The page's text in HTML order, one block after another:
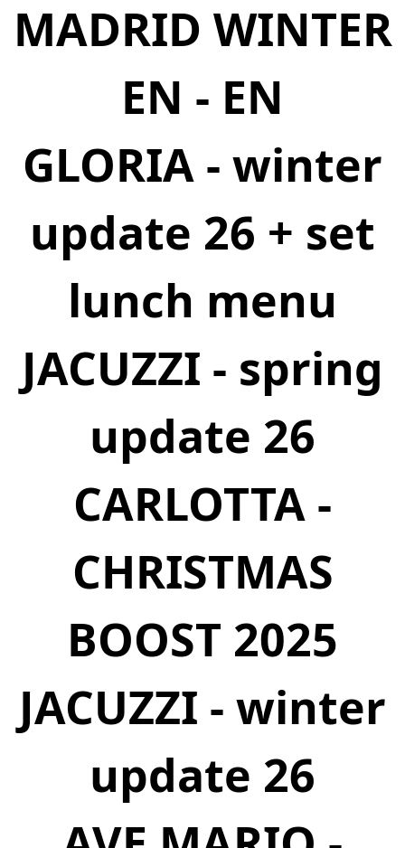
MADRID WINTER
EN - EN
GLORIA - winter
update 26 + set
lunch menu
JACUZZI - spring
update 26
CARLOTTA -
CHRISTMAS
BOOST 2025
JACUZZI - winter
update 26